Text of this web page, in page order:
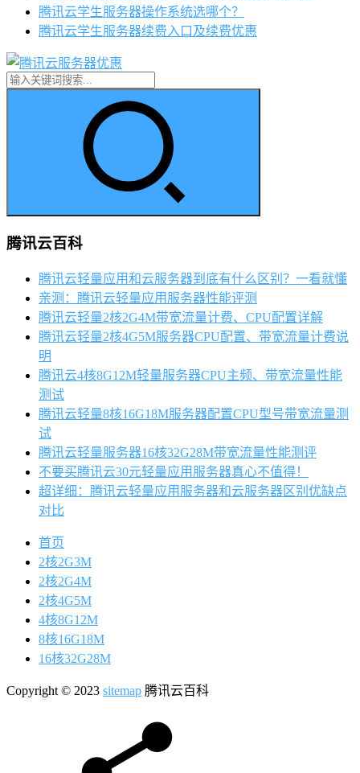
腾讯云学生服务器操作系统选哪个？
腾讯云学生服务器续费入口及续费优惠
腾讯云百科
腾讯云轻量应用和云服务器到底有什么区别？一看就懂
亲测：腾讯云轻量应用服务器性能评测
腾讯云轻量2核2G4M带宽流量计费、CPU配置详解
腾讯云轻量2核4G5M服务器CPU配置、带宽流量计费说
明
腾讯云4核8G12M轻量服务器CPU主频、带宽流量性能
测试
腾讯云轻量8核16G18M服务器配置CPU型号带宽流量测
试
腾讯云轻量服务器16核32G28M带宽流量性能测评
不要买腾讯云30元轻量应用服务器真心不值得！
超详细：腾讯云轻量应用服务器和云服务器区别优缺点
对比
首页
2核2G3M
2核2G4M
2核4G5M
4核8G12M
8核16G18M
16核32G28M
Copyright © 2023 sitemap 腾讯云百科